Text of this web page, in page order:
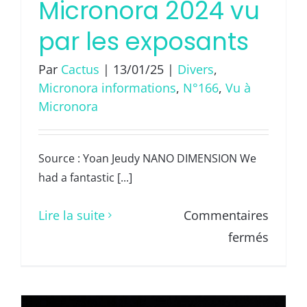
Micronora 2024 vu
par les exposants
Par Cactus | 13/01/25 | Divers,
Micronora informations, N°166, Vu à
Micronora
Source : Yoan Jeudy NANO DIMENSION We
had a fantastic [...]
Lire la suite
Commentaires
fermés